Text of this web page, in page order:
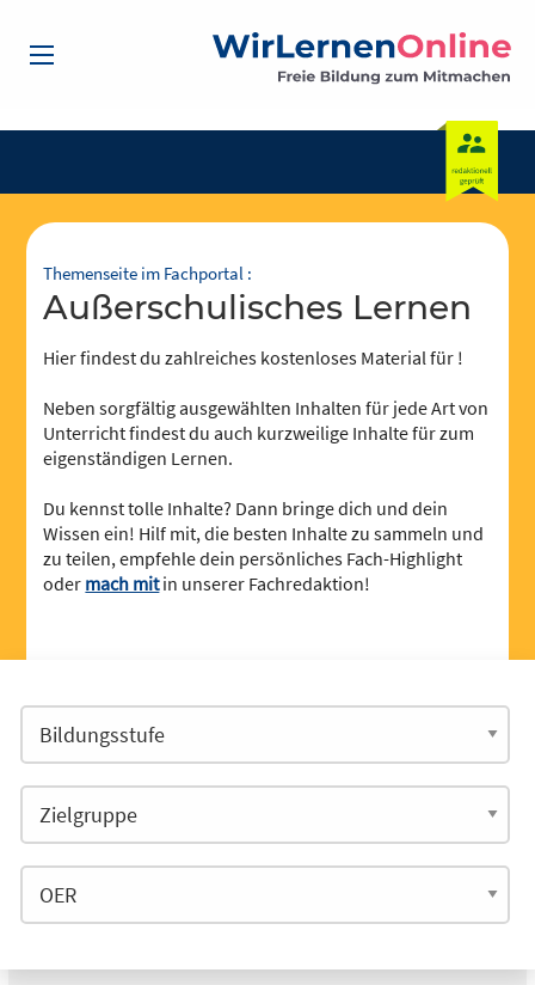
Themenseite im Fachportal :
außerschulisches Lernen
Hier findest du zahlreiches kostenloses Material für !
Neben sorgfältig ausgewählten Inhalten für jede Art von
Unterricht findest du auch kurzweilige Inhalte für zum
eigenständigen Lernen.
Du kennst tolle Inhalte? Dann bringe dich und dein
Wissen ein! Hilf mit, die besten Inhalte zu sammeln und
zu teilen, empfehle dein persönliches Fach-Highlight
oder mach mitin unserer Fachredaktion!